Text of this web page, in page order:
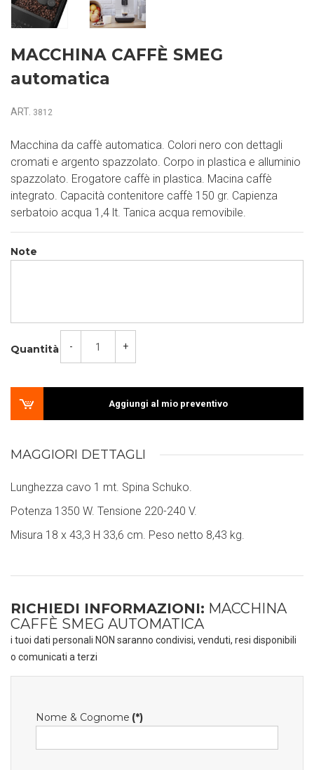
MACCHINA CAFFÈ SMEG
automatica
ART. 3812
Macchina da caffè automatica. Colori nero con dettagli
cromati e argento spazzolato. Corpo in plastica e alluminio
spazzolato. Erogatore caffè in plastica. Macina caffè
integrato. Capacità contenitore caffè 150 gr. Capienza
serbatoio acqua 1,4 lt. Tanica acqua removibile.
Note
Quantità - +
Aggiungi al mio preventivo
MAGGIORI DETTAGLI
Lunghezza cavo 1 mt. Spina Schuko.
Potenza 1350 W. Tensione 220-240 V.
Misura 18 x 43,3 H 33,6 cm. Peso netto 8,43 kg.
RICHIEDI INFORMAZIONI: MACCHINA
CAFFÈ SMEG AUTOMATICA
i tuoi dati personali NON saranno condivisi, venduti, resi disponibili
o comunicati a terzi
Nome & Cognome (*)